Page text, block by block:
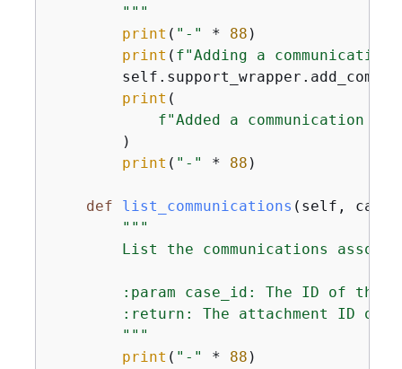
        """
print ( "-" * 88 )
print ( f"Adding a
print (
f"Added a communication
        )
print ( "-" * 88 )
def list_communications ( self,
"""
List the communications
:param case_id: The ID of the
:return: The attachment ID of
        """
print ( "-" * 88 )